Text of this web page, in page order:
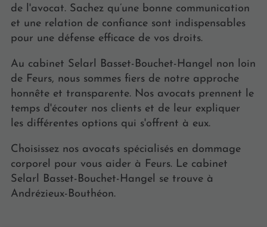
de l'avocat. Sachez qu’une bonne communication
et une relation de confiance sont indispensables
pour une défense efficace de vos droits.
Au cabinet Selarl Basset-Bouchet-Hangel non loin
de Feurs, nous sommes fiers de notre approche
honnête et transparente. Nos avocats prennent le
temps d'écouter nos clients et de leur expliquer
les différentes options qui s'offrent à eux.
Choisissez nos avocats spécialisés en dommage
corporel pour vous aider à Feurs. Le cabinet
Selarl Basset-Bouchet-Hangel se trouve à
Andrézieux-Bouthéon.